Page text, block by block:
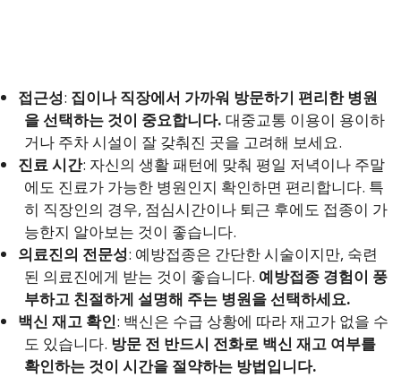
접근성: 집이나 직장에서 가까워 방문하기 편리한 병원
을 선택하는 것이 중요합니다. 대중교통 이용이 용이하
거나 주차 시설이 잘 갖춰진 곳을 고려해 보세요.
진료 시간: 자신의 생활 패턴에 맞춰 평일 저녁이나 주말
에도 진료가 가능한 병원인지 확인하면 편리합니다. 특
히 직장인의 경우, 점심시간이나 퇴근 후에도 접종이 가
능한지 알아보는 것이 좋습니다.
의료진의 전문성: 예방접종은 간단한 시술이지만, 숙련
된 의료진에게 받는 것이 좋습니다. 예방접종 경험이 풍
부하고 친절하게 설명해 주는 병원을 선택하세요.
백신 재고 확인: 백신은 수급 상황에 따라 재고가 없을 수
도 있습니다. 방문 전 반드시 전화로 백신 재고 여부를
확인하는 것이 시간을 절약하는 방법입니다.